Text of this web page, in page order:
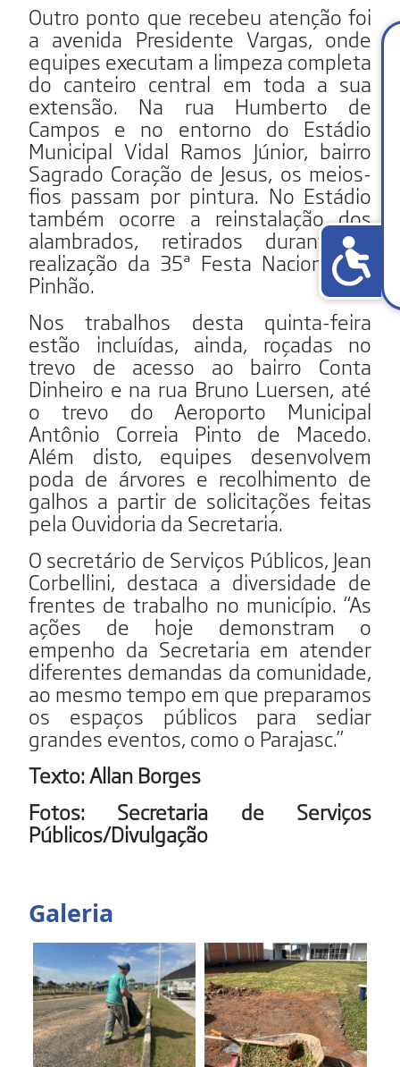
Outro ponto que recebeu atenção foi
a avenida Presidente Vargas, onde
equipes executam a limpeza completa
do canteiro central em toda a sua
extensão. Na rua Humberto de
Campos e no entorno do Estádio
Municipal Vidal Ramos Júnior, bairro
Sagrado Coração de Jesus, os meios-
fios passam por pintura. No Estádio
também ocorre a reinstalação dos
alambrados, retirados durante a
realização da 35ª Festa Nacional do
Pinhão.
Nos trabalhos desta quinta-feira
estão incluídas, ainda, roçadas no
trevo de acesso ao bairro Conta
Dinheiro e na rua Bruno Luersen, até
o trevo do Aeroporto Municipal
Antônio Correia Pinto de Macedo.
Além disto, equipes desenvolvem
poda de árvores e recolhimento de
galhos a partir de solicitações feitas
pela Ouvidoria da Secretaria.
O secretário de Serviços Públicos, Jean
Corbellini, destaca a diversidade de
frentes de trabalho no município. “As
ações de hoje demonstram o
empenho da Secretaria em atender
diferentes demandas da comunidade,
ao mesmo tempo em que preparamos
os espaços públicos para sediar
grandes eventos, como o Parajasc.”
Texto: Allan Borges
Fotos: Secretaria de Serviços
Públicos/Divulgação
Galeria